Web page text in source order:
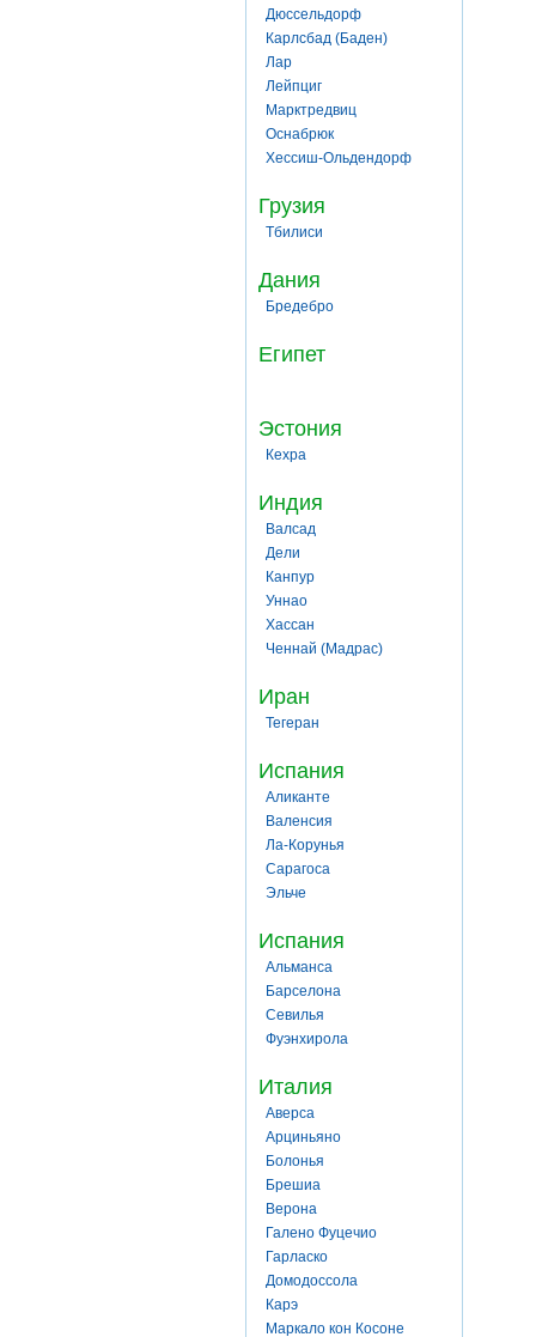
Дюссельдорф
Карлсбад (Баден)
Лар
Лейпциг
Марктредвиц
Оснабрюк
Хессиш-Ольдендорф
Грузия
Тбилиси
Дания
Бредебро
Египет
Эстония
Кехра
Индия
Валсад
Дели
Канпур
Уннао
Хассан
Ченнай (Мадрас)
Иран
Тегеран
Испания
Аликанте
Валенсия
Ла-Корунья
Сарагоса
Эльче
Испания
Альманса
Барселона
Севилья
Фуэнхирола
Италия
Аверса
Арциньяно
Болонья
Брешиа
Верона
Галено Фуцечио
Гарласко
Домодоссола
Карэ
Маркало кон Косоне